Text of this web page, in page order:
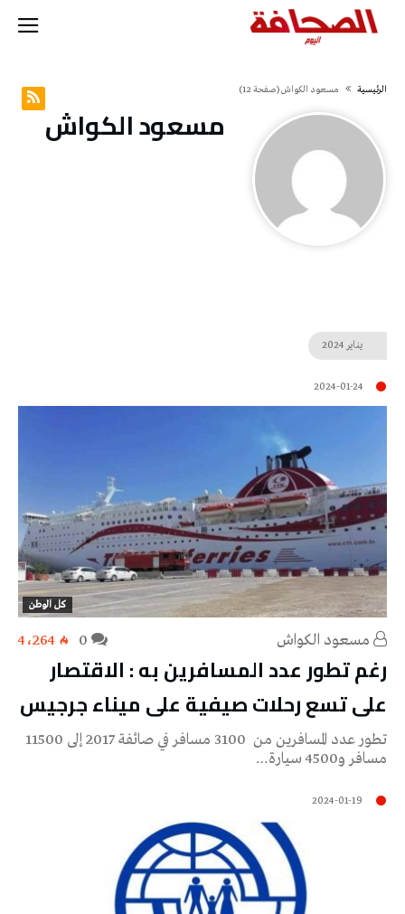
‫الرئيسية‬ مسعود الكواش(‫صفحة‬ 12)
مسعود الكواش
يناير 2024
2024-01-24
كل الوطن
مسعود الكواش 4٬264
رغم تطور عدد المسافرين به : الاقتصار
على تسع رحلات صيفية على ميناء جرجيس
تطور عدد المسافرين من 3100 مسافر في صائفة 2017 إلى 11500
مسافر و4500 سيارة…
2024-01-19